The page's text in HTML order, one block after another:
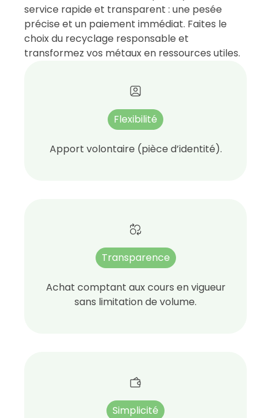
service rapide et transparent : une pesée
précise et un paiement immédiat. Faites le
choix du recyclage responsable et
transformez vos métaux en ressources utiles.
Flexibilité
Apport volontaire (pièce d’identité).
Transparence
Achat comptant aux cours en vigueur
sans limitation de volume.
Simplicité